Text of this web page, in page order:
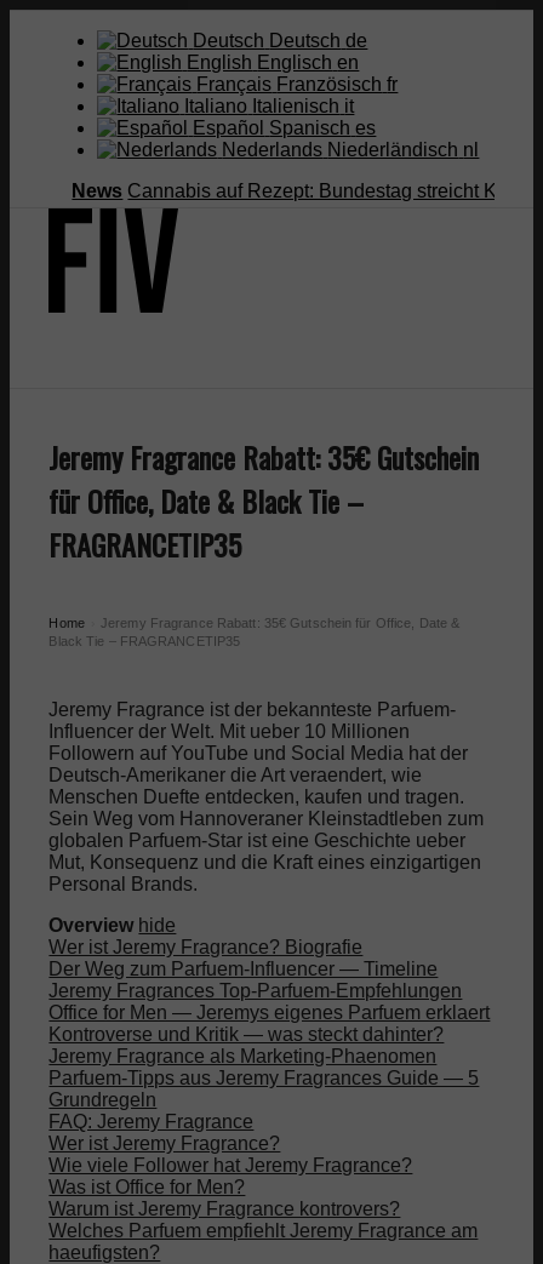
Deutsch Deutsch de
English Englisch en
Français Französisch fr
Italiano Italienisch it
Español Spanisch es
Nederlands Niederländisch nl
News Cannabis auf Rezept: Bundestag streicht
Menü Menü
Jeremy Fragrance Rabatt: 35€ Gutschein
für Office, Date & Black Tie –
FRAGRANCETIP35
Home
Jeremy Fragrance Rabatt: 35€ Gutschein für Office, Date &
Black Tie – FRAGRANCETIP35
Jeremy Fragrance ist der bekannteste Parfuem-
Influencer der Welt. Mit ueber 10 Millionen
Followern auf YouTube und Social Media hat der
Deutsch-Amerikaner die Art veraendert, wie
Menschen Duefte entdecken, kaufen und tragen.
Sein Weg vom Hannoveraner Kleinstadtleben zum
globalen Parfuem-Star ist eine Geschichte ueber
Mut, Konsequenz und die Kraft eines einzigartigen
Personal Brands.
Overview hide
Wer ist Jeremy Fragrance? Biografie
Der Weg zum Parfuem-Influencer — Timeline
Jeremy Fragrances Top-Parfuem-Empfehlungen
Office for Men — Jeremys eigenes Parfuem erklaert
Kontroverse und Kritik — was steckt dahinter?
Jeremy Fragrance als Marketing-Phaenomen
Parfuem-Tipps aus Jeremy Fragrances Guide — 5
Grundregeln
FAQ: Jeremy Fragrance
Wer ist Jeremy Fragrance?
Wie viele Follower hat Jeremy Fragrance?
Was ist Office for Men?
Warum ist Jeremy Fragrance kontrovers?
Welches Parfuem empfiehlt Jeremy Fragrance am
haeufigsten?